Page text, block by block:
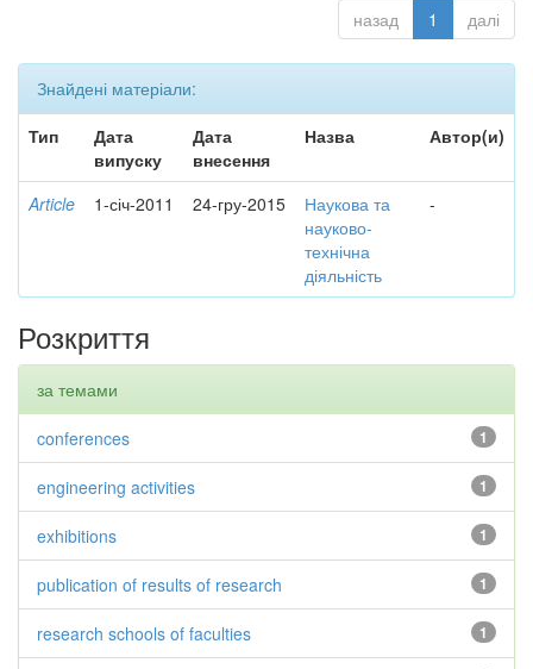
назад 1 далі
Знайдені матеріали:
Тип
Дата
випуску
Дата
внесення
Назва Автор(и)
Article 1-січ-2011 24-гру-2015
Наукова та
науково-
технічна
діяльність
-
Розкриття
за темами
1
conferences
1
engineering activities
1
exhibitions
1
publication of results of research
1
research schools of faculties